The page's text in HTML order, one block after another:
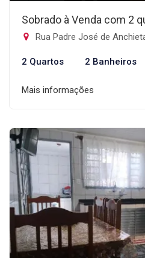
Sobrado à Venda com 2
Rua Padre José de Anchieta, 30 -
2 Quartos 2 Banheiros
Mais informações